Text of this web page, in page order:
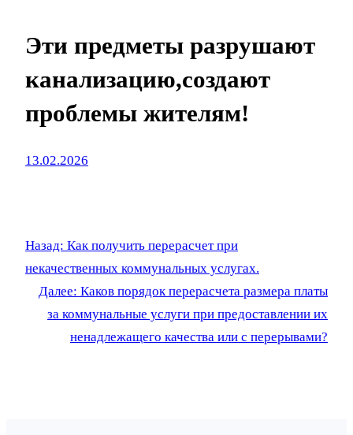
Эти предметы разрушают
канализацию,создают
проблемы жителям!
13.02.2026
Назад: Как получить перерасчет при
некачественных коммунальных услугах.
Далее: Каков порядок перерасчета размера платы
за коммунальные услуги при предоставлении их
ненадлежащего качества или с перерывами?